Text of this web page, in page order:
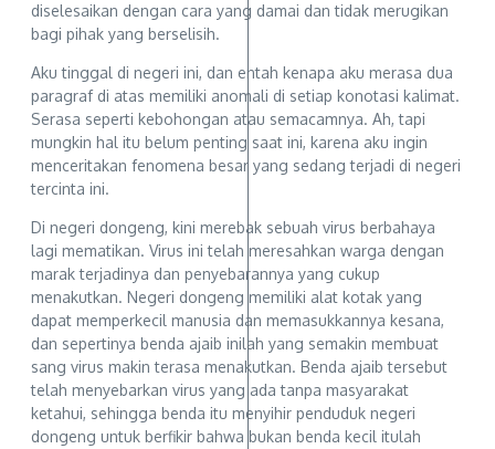
diselesaikan dengan cara yang damai dan tidak merugikan
bagi pihak yang berselisih.
Aku tinggal di negeri ini, dan entah kenapa aku merasa dua
paragraf di atas memiliki anomali di setiap konotasi kalimat.
Serasa seperti kebohongan atau semacamnya. Ah, tapi
mungkin hal itu belum penting saat ini, karena aku ingin
menceritakan fenomena besar yang sedang terjadi di negeri
tercinta ini.
Di negeri dongeng, kini merebak sebuah virus berbahaya
lagi mematikan. Virus ini telah meresahkan warga dengan
marak terjadinya dan penyebarannya yang cukup
menakutkan. Negeri dongeng memiliki alat kotak yang
dapat memperkecil manusia dan memasukkannya kesana,
dan sepertinya benda ajaib inilah yang semakin membuat
sang virus makin terasa menakutkan. Benda ajaib tersebut
telah menyebarkan virus yang ada tanpa masyarakat
ketahui, sehingga benda itu menyihir penduduk negeri
dongeng untuk berfikir bahwa bukan benda kecil itulah